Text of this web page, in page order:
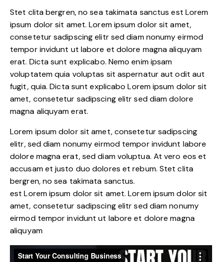
Stet clita bergren, no sea takimata sanctus est Lorem
ipsum dolor sit amet. Lorem ipsum dolor sit amet,
consetetur sadipscing elitr sed diam nonumy eirmod
tempor invidunt ut labore et dolore magna aliquyam
erat. Dicta sunt explicabo. Nemo enim ipsam
voluptatem quia voluptas sit aspernatur aut odit aut
fugit, quia. Dicta sunt explicabo Lorem ipsum dolor sit
amet, consetetur sadipscing elitr sed diam dolore
magna aliquyam erat.
Lorem ipsum dolor sit amet, consetetur sadipscing
elitr, sed diam nonumy eirmod tempor invidunt labore
dolore magna erat, sed diam voluptua. At vero eos et
accusam et justo duo dolores et rebum. Stet clita
bergren, no sea takimata sanctus.
est Lorem ipsum dolor sit amet. Lorem ipsum dolor sit
amet, consetetur sadipscing elitr sed diam nonumy
eirmod tempor invidunt ut labore et dolore magna
aliquyam